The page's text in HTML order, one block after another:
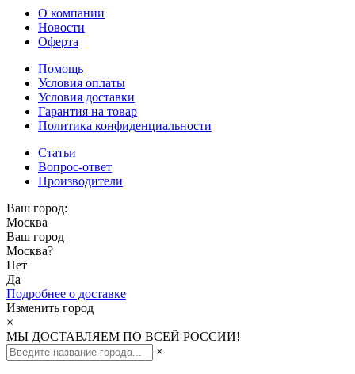
О компании
Новости
Оферта
Помощь
Условия оплаты
Условия доставки
Гарантия на товар
Политика конфиденциальности
Статьи
Вопрос-ответ
Производители
Ваш город:
Москва
Ваш город
Москва?
Нет
Да
Подробнее о доставке
Изменить город
×
МЫ ДОСТАВЛЯЕМ ПО ВСЕЙ РОССИИ!
×